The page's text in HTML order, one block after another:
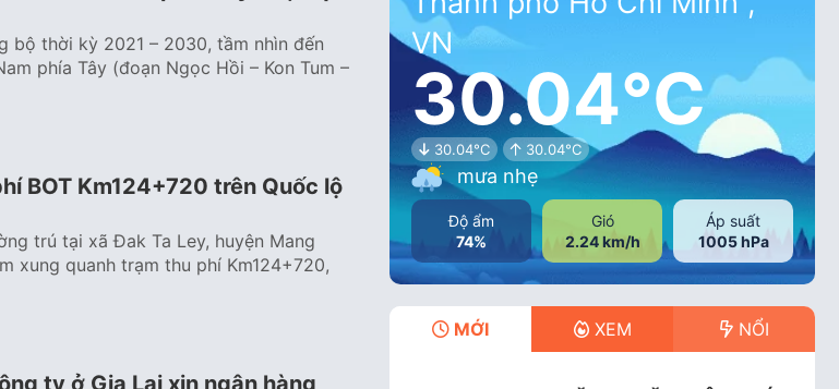
bộ thời kỳ 2021 – 2030, tầm nhìn đến
phía Tây (đoạn Ngọc Hồi – Kon Tum –
BOT Km124+720 trên Quốc lộ
trú tại xã Đak Ta Ley, huyện Mang
xung quanh trạm thu phí Km124+720,
ty ở Gia Lai xin ngân hàng
VN
30.04°C
30.04°C 30.04°C
mưa nhẹ
Độ ẩm
74%
Gió
2.24 km/h
Áp suất
1005 hPa
MỚI XEM NỔI